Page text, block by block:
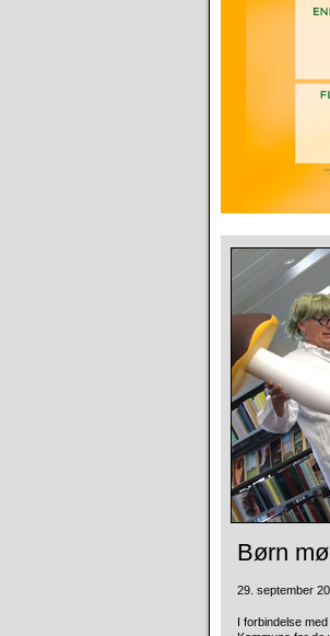
Børn
29. september
I forbindelse